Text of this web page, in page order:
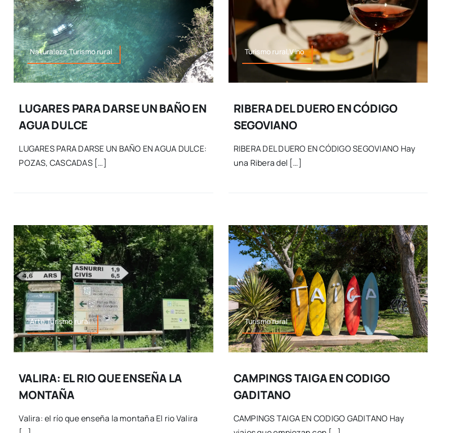
Naturaleza,Turismo rural
LUGARES PARA DARSE UN BAÑO EN
AGUA DULCE
LUGARES PARA DARSE UN BAÑO EN AGUA DULCE:
POZAS, CASCADAS […]
Turismo rural,Vino
RIBERA DEL DUERO EN CÓDIGO
SEGOVIANO
RIBERA DEL DUERO EN CÓDIGO SEGOVIANO Hay
una Ribera del […]
Arte,Turismo rural
VALIRA: EL RIO QUE ENSEÑA LA
MONTAÑA
Valira: el río que enseña la montaña El rio Valira
Turismo rural
CAMPINGS TAIGA EN CODIGO
GADITANO
CAMPINGS TAIGA EN CODIGO GADITANO Hay